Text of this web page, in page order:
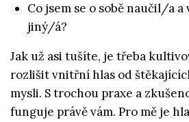
Co jsem se o sobě naučil/a a
jiný/á?
Jak už asi tušíte, je třeba
rozlišit vnitřní hlas od
mysli. S trochou praxe a
funguje právě vám. Pro mě je